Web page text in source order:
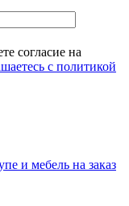
согласие на
c политикой
и мебель на заказ